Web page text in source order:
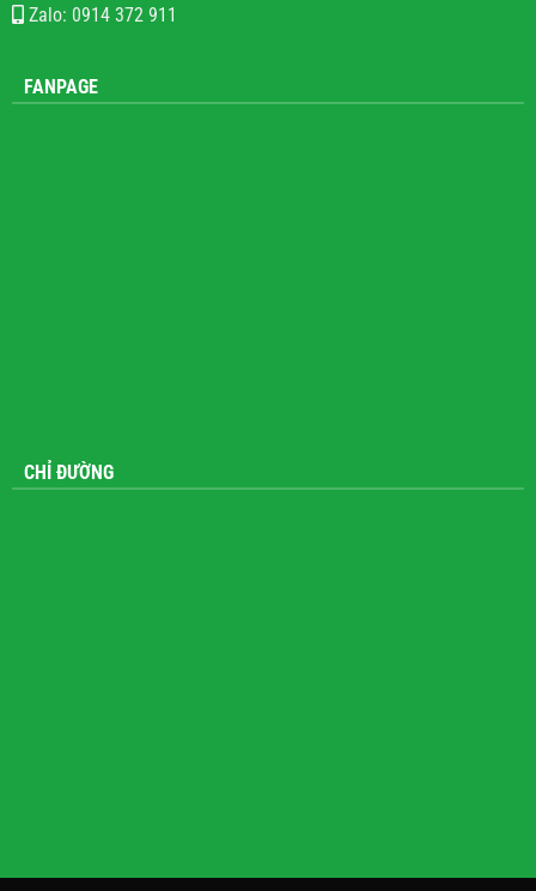
Zalo: 0914 372 911
FANPAGE
CHỈ ĐƯỜNG